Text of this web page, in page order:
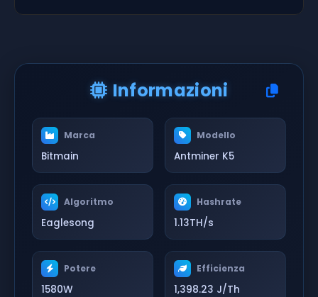
Informazioni
Marca
Bitmain
Modello
Antminer K5
Algoritmo
Eaglesong
Hashrate
1.13TH/s
Potere
1580W
Efficienza
1,398.23 J/Th